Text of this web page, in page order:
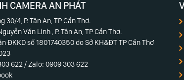
CAMERA AN PHÁT
30/4, P. Tân An, TP Cần Thơ.
Văn Linh , P. Tân An, TP Cần Thơ.
ĐKKD số 1801740350 do Sở KH&ĐT TP Cần Thơ
622 / Zalo:0909 303 622